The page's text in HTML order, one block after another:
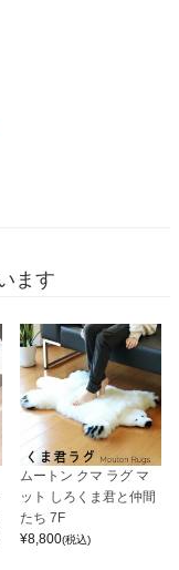
ます
ムートン クマ ラグ マ
ット しろくま君と仲間
たち 7F
¥8,800(税込)